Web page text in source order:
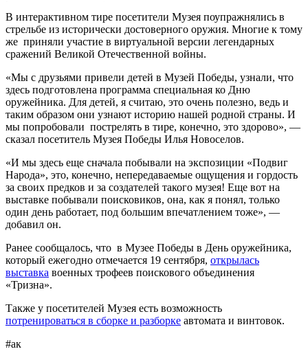
В интерактивном тире посетители Музея поупражнялись в
стрельбе из исторически достоверного оружия. Многие к тому
же приняли участие в виртуальной версии легендарных
сражений Великой Отечественной войны.
«Мы с друзьями привели детей в Музей Победы, узнали, что
здесь подготовлена программа специальная ко Дню
оружейника. Для детей, я считаю, это очень полезно, ведь и
таким образом они узнают историю нашей родной страны. И
мы попробовали пострелять в тире, конечно, это здорово», —
сказал посетитель Музея Победы Илья Новоселов.
«И мы здесь еще сначала побывали на экспозиции «Подвиг
Народа», это, конечно, непередаваемые ощущения и гордость
за своих предков и за создателей такого музея! Еще вот на
выставке побывали поисковиков, она, как я понял, только
один день работает, под большим впечатлением тоже», —
добавил он.
Ранее сообщалось, что в Музее Победы в День оружейника,
который ежегодно отмечается 19 сентября, открылась
выставка военных трофеев поискового объединения
«Тризна».
Также у посетителей Музея есть возможность
потренироваться в сборке и разборке автомата и винтовок.
#ак